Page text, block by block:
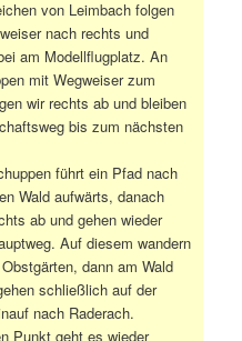
von Leimbach folgen
nach rechts und
am Modellflugplatz. An
mit Wegweiser zum
wir rechts ab und bleiben
bis zum nächsten
führt ein Pfad nach
Wald aufwärts, danach
ab und gehen wieder
Auf diesem wandern
dann am Wald
schließlich auf der
nach Raderach.
Punkt geht es wieder